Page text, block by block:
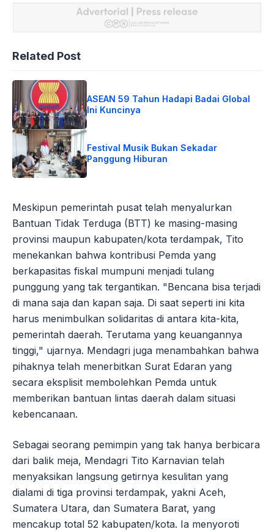
Related Post
ASEAN 59 Tahun Hadapi Badai Global
Ini Kuncinya
Festival Musik Bukan Sekadar
Panggung Hiburan
Meskipun pemerintah pusat telah menyalurkan
Bantuan Tidak Terduga (BTT) ke masing-masing
provinsi maupun kabupaten/kota terdampak, Tito
menekankan bahwa kontribusi Pemda yang
berkapasitas fiskal mumpuni menjadi tulang
punggung yang tak tergantikan. "Bencana bisa terjadi
di mana saja dan kapan saja. Di saat seperti ini kita
harus menimbulkan solidaritas di antara kita-kita,
pemerintah daerah. Terutama yang keuangannya
tinggi," ujarnya. Mendagri juga menambahkan bahwa
pihaknya telah menerbitkan Surat Edaran yang
secara eksplisit membolehkan Pemda untuk
memberikan bantuan lintas daerah dalam situasi
kebencanaan.
Sebagai seorang pemimpin yang tak hanya berbicara
dari balik meja, Mendagri Tito Karnavian telah
menyaksikan langsung getirnya kesulitan yang
dialami di tiga provinsi terdampak, yakni Aceh,
Sumatera Utara, dan Sumatera Barat, yang
mencakup total 52 kabupaten/kota. Ia menyoroti